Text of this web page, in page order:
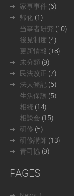
家事事件 (6)
帰化 (1)
当事者研究 (10)
後見制度 (4)
更新情報 (18)
未分類 (9)
民法改正 (7)
法人登記 (5)
生活保護 (5)
相続 (14)
相談会 (15)
研修 (5)
研修講師 (13)
青司協 (9)
PAGES